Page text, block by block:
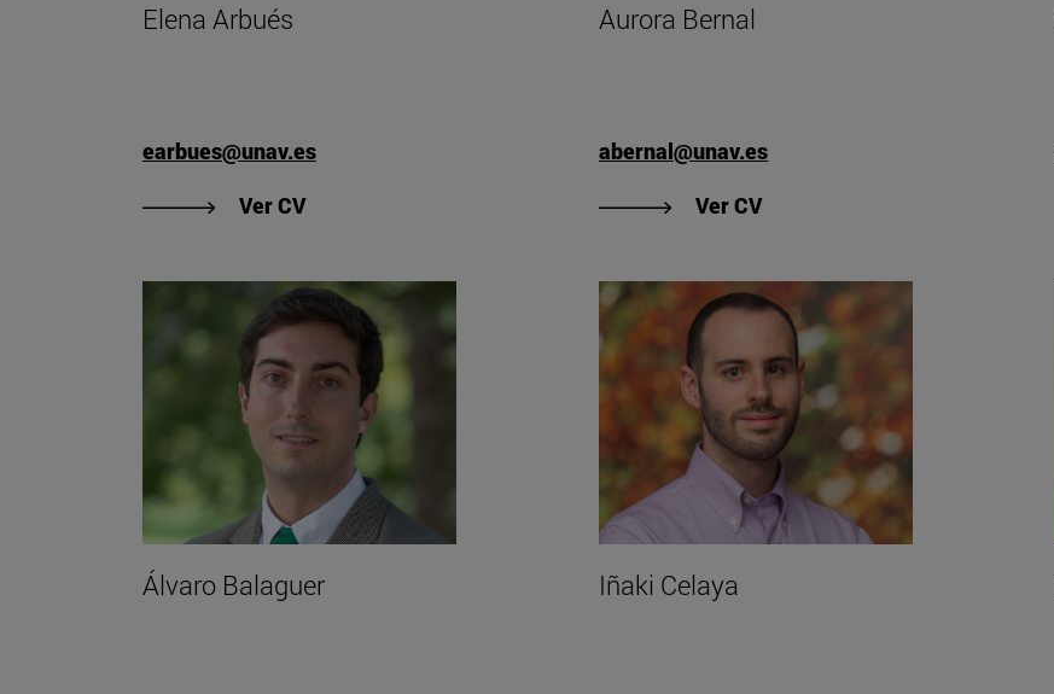
Elena Arbués
earbues@unav.es
Ver CV"Ver CV de Elena Arbués"
Aurora Bernal
abernal@unav.es
Ver CV"Ver CV de Aurora Bernal"
Álvaro Balaguer Iñaki Celaya